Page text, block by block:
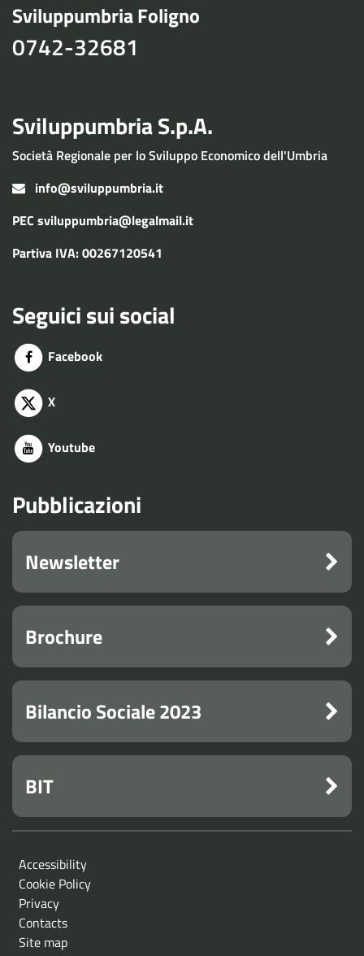
Sviluppumbria Foligno
0742-32681
Sviluppumbria S.p.A.
Società Regionale per lo Sviluppo Economico dell'Umbria
info@sviluppumbria.it
PEC sviluppumbria@legalmail.it
Partiva IVA: 00267120541
Seguici sui social
Facebook
X
Youtube
Pubblicazioni
Newsletter
Brochure
Bilancio Sociale 2023
BIT
Accessibility
Cookie Policy
Privacy
Contacts
Site map